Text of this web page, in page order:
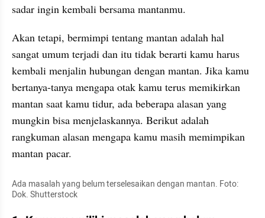
sadar ingin kembali bersama mantanmu.
Akan tetapi, bermimpi tentang mantan adalah hal
sangat umum terjadi dan itu tidak berarti kamu harus
kembali menjalin hubungan dengan mantan. Jika kamu
bertanya-tanya mengapa otak kamu terus memikirkan
mantan saat kamu tidur, ada beberapa alasan yang
mungkin bisa menjelaskannya. Berikut adalah
rangkuman alasan mengapa kamu masih memimpikan
mantan pacar.
Ada masalah yang belum terselesaikan dengan mantan. Foto:
Dok. Shutterstock